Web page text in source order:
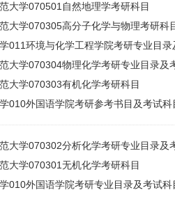
大学070501自然地理学考研科目
大学070305高分子化学与物理考研科
011环境与化学工程学院考研专业目录
大学070304物理化学考研专业目录及
大学070303有机化学考研科目
010外国语学院考研参考书目及考试科
大学070302分析化学考研专业目录及
大学070301无机化学考研科目
010外国语学院考研专业目录及考试科